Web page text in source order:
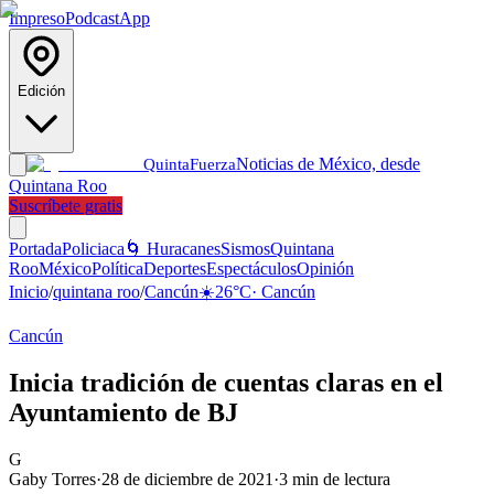
ImpresoPodcastApp
Edición
QuintaFuerzaNoticias de México, desde
Quintana Roo
Suscríbete gratis
PortadaPoliciaca 🌀 HuracanesSismosQuintana
RooMéxicoPolíticaDeportesEspectáculosOpinión
Inicio/quintana roo/Cancún☀️26°C· Cancún
Cancún
Inicia tradición de cuentas claras en el
Ayuntamiento de BJ
G
Gaby Torres·28 de diciembre de 2021 ·3 min de lectura